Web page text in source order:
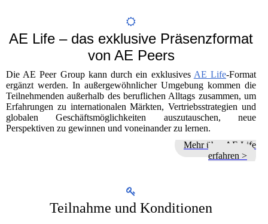
AE Life – das exklusive Präsenzformat
von AE Peers
Die AE Peer Group kann durch ein exklusives AE Life-Format
ergänzt werden. In außergewöhnlicher Umgebung kommen die
Teilnehmenden außerhalb des beruflichen Alltags zusammen, um
Erfahrungen zu internationalen Märkten, Vertriebsstrategien und
globalen Geschäftsmöglichkeiten auszutauschen, neue
Perspektiven zu gewinnen und voneinander zu lernen.
Mehr über AE Life
erfahren >
Teilnahme und Konditionen